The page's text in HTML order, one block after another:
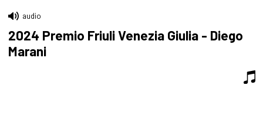
audio
2024 Premio Friuli Venezia Giulia - Diego
Marani